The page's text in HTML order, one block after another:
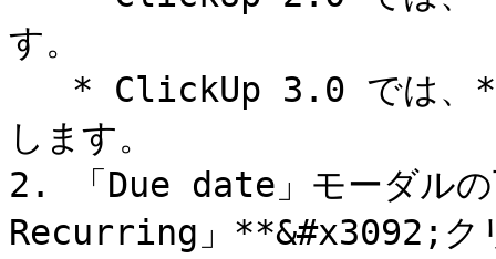
す。
します。
2. 「Due date」モーダル
Recurring」**&#x3092;ク